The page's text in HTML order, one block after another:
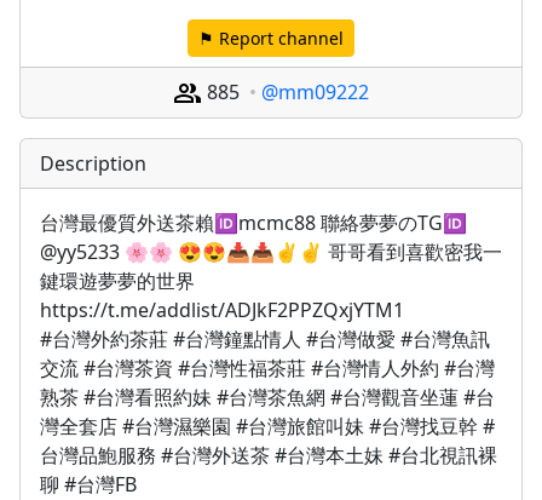
⚑ Report channel
885 @mm09222
Description
台灣最優質外送茶賴🆔mcmc88 聯絡夢夢のTG🆔
@yy5233 🌸🌸 😍😍📥📥✌️✌️ 哥哥看到喜歡密我一
鍵環遊夢夢的世界
https://t.me/addlist/ADJkF2PPZQxjYTM1
#台灣外約茶莊 #台灣鐘點情人 #台灣做愛 #台灣魚訊
交流 #台灣茶資 #台灣性福茶莊 #台灣情人外約 #台灣
熟茶 #台灣看照約妹 #台灣茶魚網 #台灣觀音坐蓮 #台
灣全套店 #台灣濕樂園 #台灣旅館叫妹 #台灣找豆幹 #
台灣品鮑服務 #台灣外送茶 #台灣本土妹 #台北視訊裸
聊 #台灣FB